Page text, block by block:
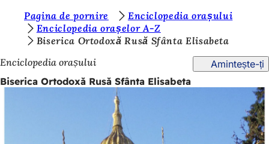
Salt la conținut
n
t
e
Pagina de pornire
Enciclopedia orașului
Enciclopedia orașelor A-Z
Biserica Ortodoxă Rusă Sfânta Elisabeta
Enciclopedia orașului
Amintește-ți
Biserica Ortodoxă Rusă Sfânta Elisabeta